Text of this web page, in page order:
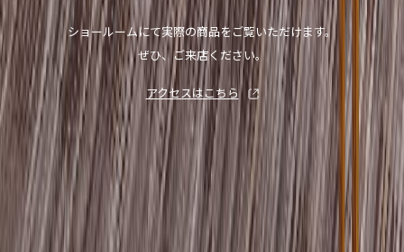
ショールームにて実際の商品をご覧いただけます。
ぜひ、ご来店ください。
アクセスはこちら